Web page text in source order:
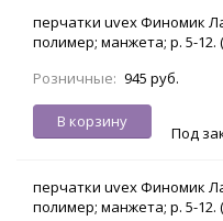
перчатки uvex Финомик
полимер; манжета; р. 5-12.
Розничные: 945 руб.
В корзину
Под
перчатки uvex Финомик
полимер; манжета; р. 5-12.